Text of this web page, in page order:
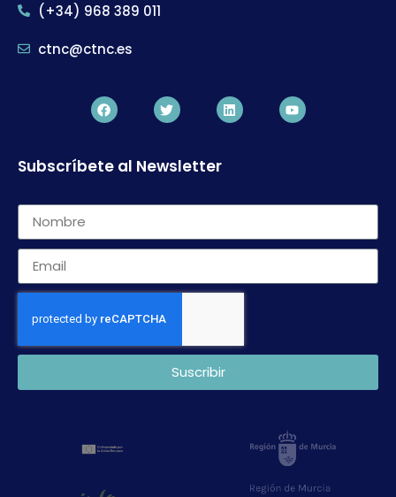
(+34) 968 389 011
ctnc@ctnc.es
Subscríbete al Newsletter
Suscribir